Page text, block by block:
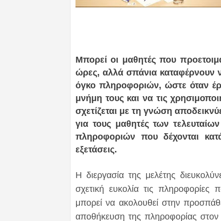
Μπορεί οι μαθητές που
ώρες, αλλά σπάνια καταφέρνουν
όγκο πληροφοριών, ώστε όταν
μνήμη τους και να τις
σχετίζεται με τη γνώση
για τους μαθητές των
πληροφοριών που δέχονται
εξετάσεις.
Η διεργασία της μελέτης
σχετική ευκολία τις
μπορεί να ακολουθεί στην
αποθήκευση της πληροφορίας στον